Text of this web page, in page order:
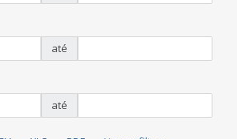
até
até